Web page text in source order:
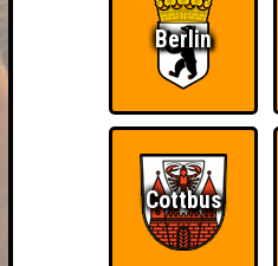
Berlin
Cottbus